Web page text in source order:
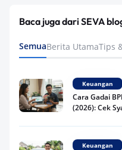
Baca juga dari SEVA
SemuaBerita UtamaTips
Keuangan
Cara Gadai
(2026): Cek
Keuangan